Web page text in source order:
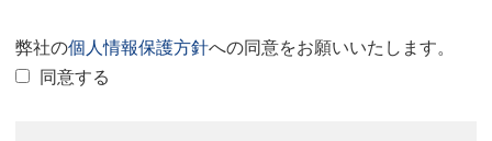
弊社の個人情報保護方針への同意をお願いいたします。
同意する